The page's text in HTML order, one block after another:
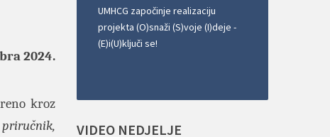
2024.
kroz
UMHCG započinje realizaciju
projekta (O)snaži (S)voje (I)deje -
(E)i(U)ključi se!
VIDEO NEDJELJE